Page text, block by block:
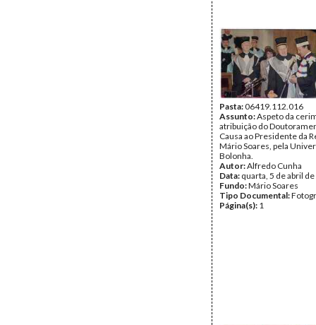
Pasta:06419.112.016
Assunto:Aspeto da
atribuição do
Causa ao Presidente da
Mário Soares, pela
Bolonha.
Autor:Alfredo Cunha
Data: quarta, 5 de abril
Fundo:Mário Soares
Tipo Documental:
Página(s): 1